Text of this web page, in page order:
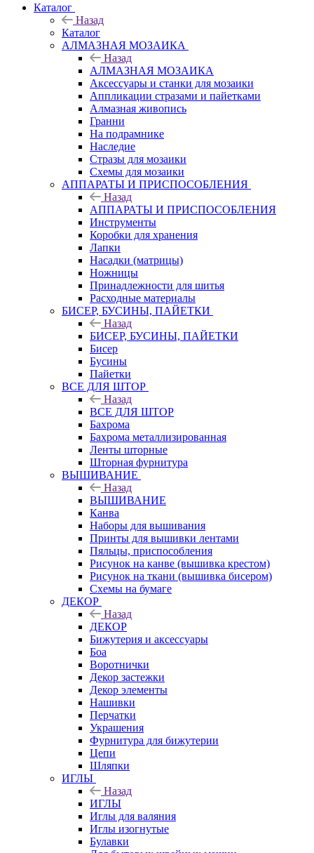
Каталог
Назад
Каталог
АЛМАЗНАЯ МОЗАИКА
Назад
АЛМАЗНАЯ МОЗАИКА
Аксессуары и станки для мозаики
Аппликации стразами и пайетками
Алмазная живопись
Гранни
На подрамнике
Наследие
Стразы для мозаики
Схемы для мозаики
АППАРАТЫ И ПРИСПОСОБЛЕНИЯ
Назад
АППАРАТЫ И ПРИСПОСОБЛЕНИЯ
Инструменты
Коробки для хранения
Лапки
Насадки (матрицы)
Ножницы
Принадлежности для шитья
Расходные материалы
БИСЕР, БУСИНЫ, ПАЙЕТКИ
Назад
БИСЕР, БУСИНЫ, ПАЙЕТКИ
Бисер
Бусины
Пайетки
ВСЕ ДЛЯ ШТОР
Назад
ВСЕ ДЛЯ ШТОР
Бахрома
Бахрома металлизированная
Ленты шторные
Шторная фурнитура
ВЫШИВАНИЕ
Назад
ВЫШИВАНИЕ
Канва
Наборы для вышивания
Принты для вышивки лентами
Пяльцы, приспособления
Рисунок на канве (вышивка крестом)
Рисунок на ткани (вышивка бисером)
Схемы на бумаге
ДЕКОР
Назад
ДЕКОР
Бижутерия и аксессуары
Боа
Воротнички
Декор застежки
Декор элементы
Нашивки
Перчатки
Украшения
Фурнитура для бижутерии
Цепи
Шляпки
ИГЛЫ
Назад
ИГЛЫ
Иглы для валяния
Иглы изогнутые
Булавки